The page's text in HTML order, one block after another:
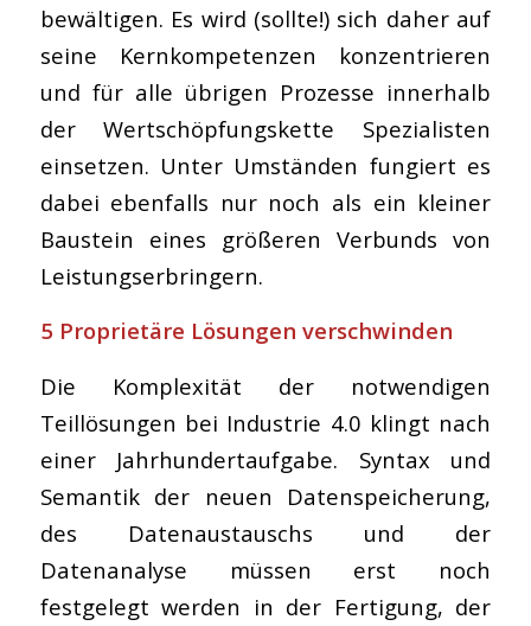
bewältigen. Es wird (sollte!) sich daher auf
seine Kernkompetenzen konzentrieren
und für alle übrigen Prozesse innerhalb
der Wertschöpfungskette Spezialisten
einsetzen. Unter Umständen fungiert es
dabei ebenfalls nur noch als ein kleiner
Baustein eines größeren Verbunds von
Leistungserbringern.
5 Proprietäre Lösungen verschwinden
Die Komplexität der notwendigen
Teillösungen bei Industrie 4.0 klingt nach
einer Jahrhundertaufgabe. Syntax und
Semantik der neuen Datenspeicherung,
des Datenaustauschs und der
Datenanalyse müssen erst noch
festgelegt werden in der Fertigung, der